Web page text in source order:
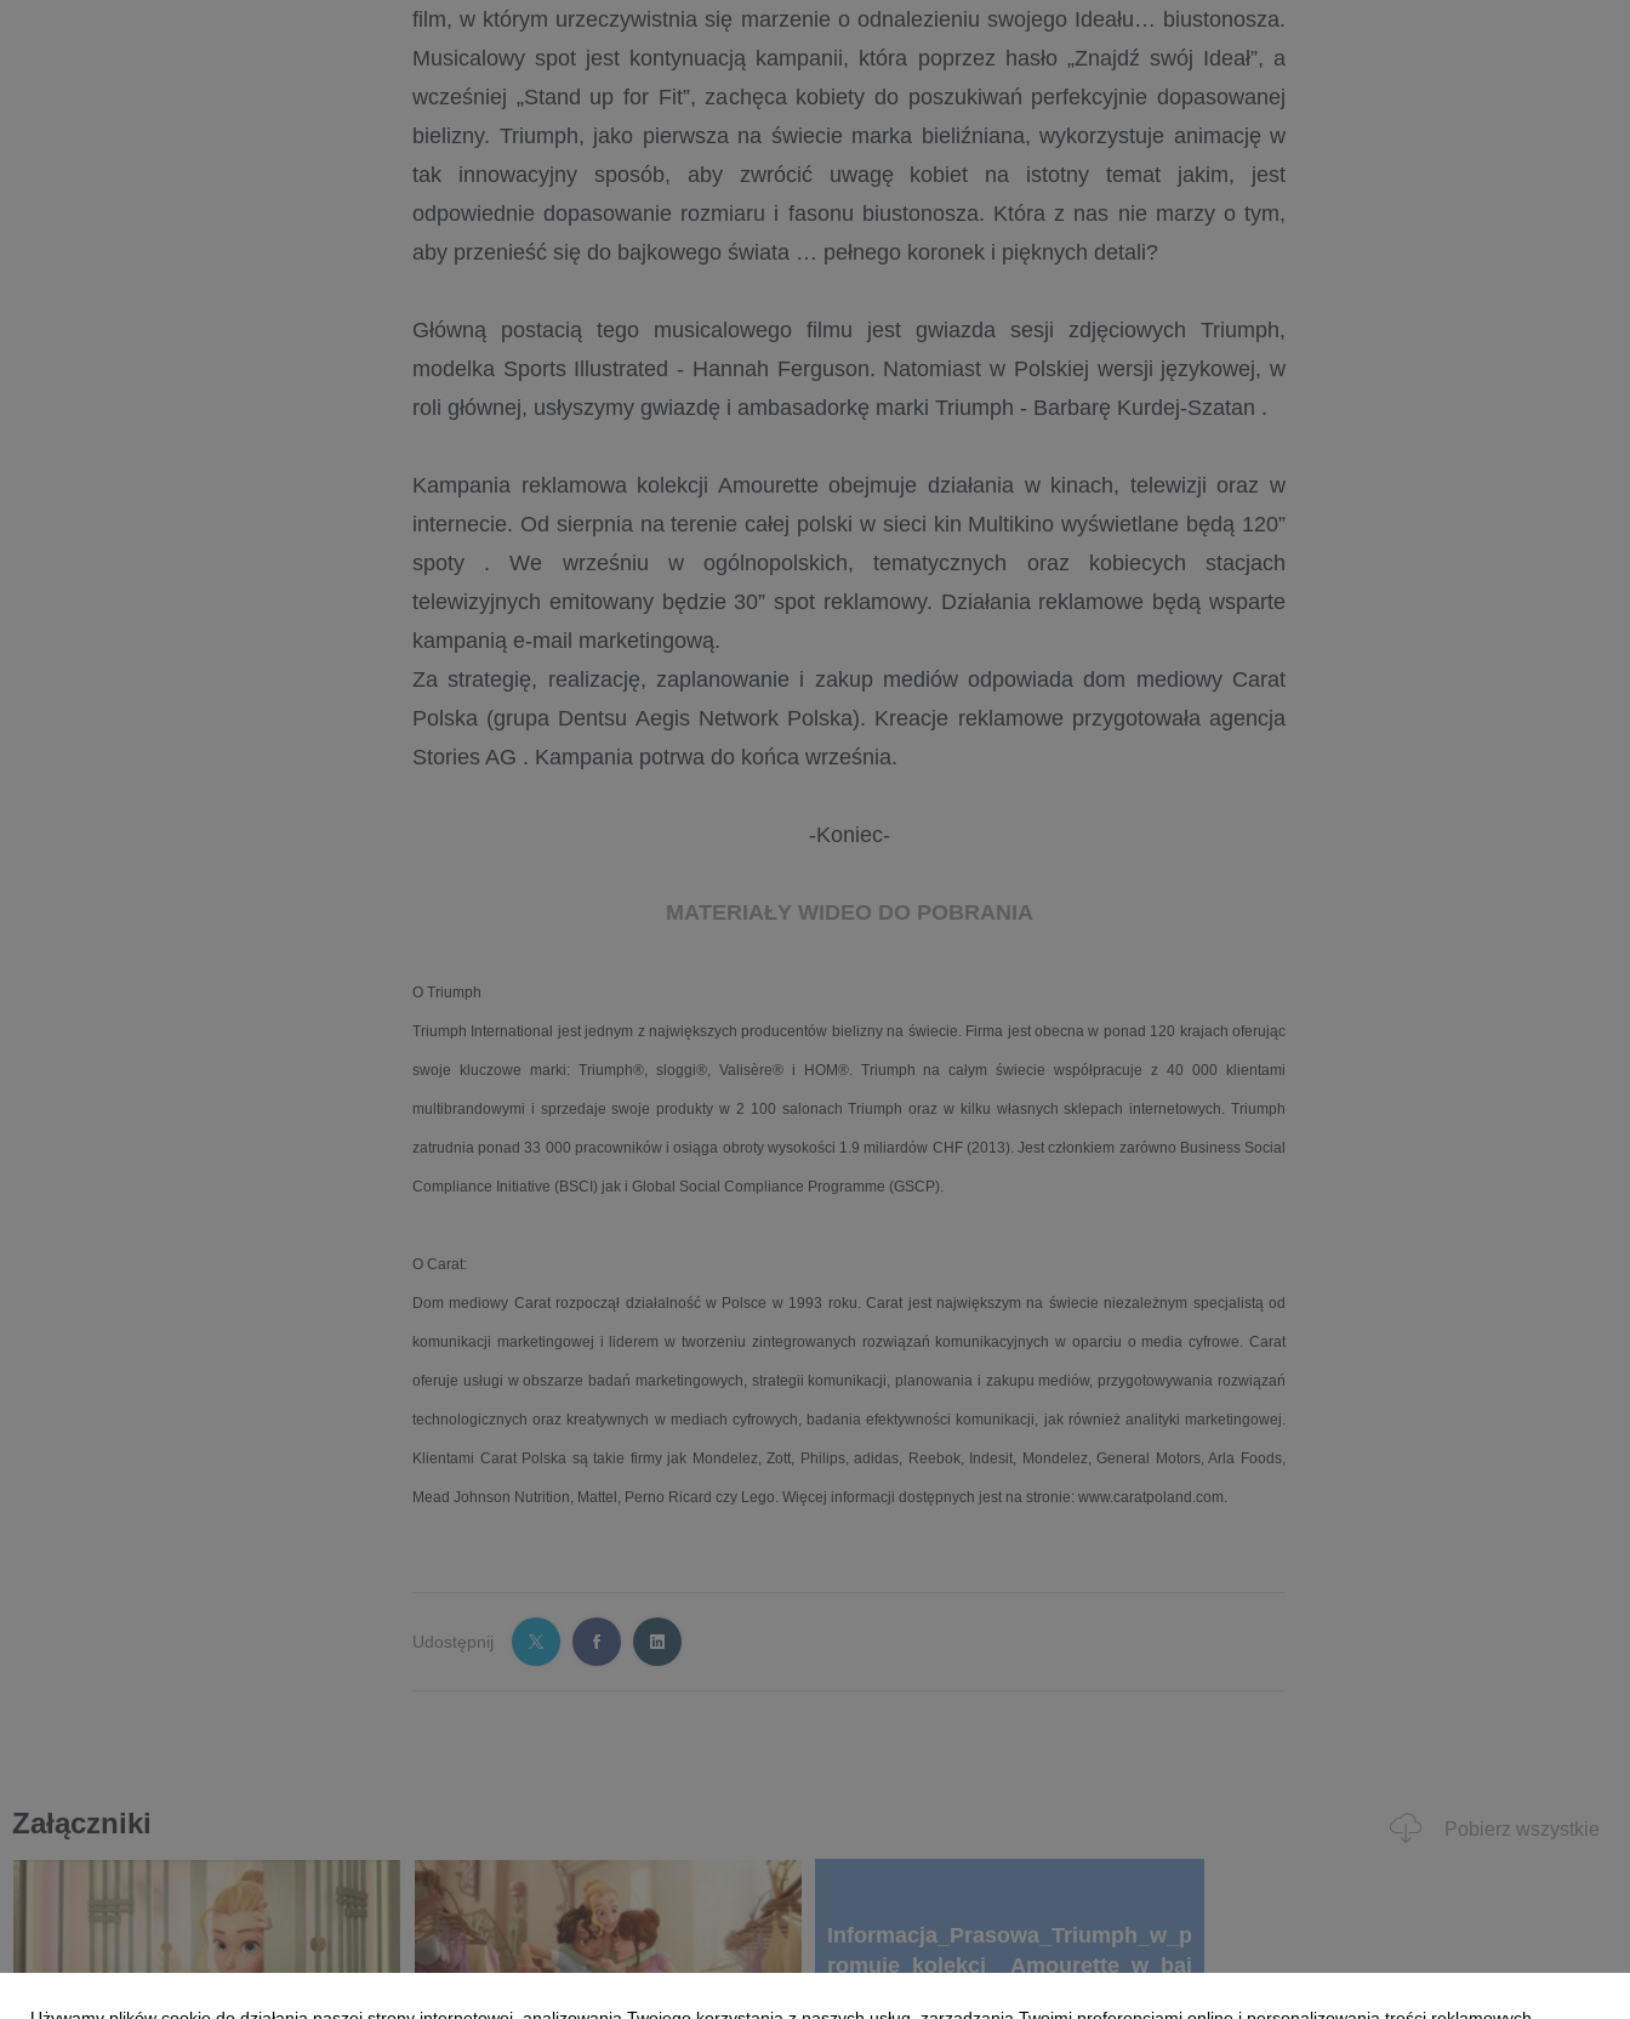
film, w którym urzeczywistnia się marzenie o odnalezieniu swojego Ideału… biustonosza.
Musicalowy spot jest kontynuacją kampanii, która poprzez hasło „Znajdź swój Ideał”, a
wcześniej „Stand up for Fit”, zachęca kobiety do poszukiwań perfekcyjnie dopasowanej
bielizny. Triumph, jako pierwsza na świecie marka bieliźniana, wykorzystuje animację w
tak innowacyjny sposób, aby zwrócić uwagę kobiet na istotny temat jakim, jest
odpowiednie dopasowanie rozmiaru i fasonu biustonosza. Która z nas nie marzy o tym,
aby przenieść się do bajkowego świata … pełnego koronek i pięknych detali?
Główną postacią tego musicalowego filmu jest gwiazda sesji zdjęciowych Triumph,
modelka Sports Illustrated - Hannah Ferguson. Natomiast w Polskiej wersji językowej, w
roli głównej, usłyszymy gwiazdę i ambasadorkę marki Triumph - Barbarę Kurdej-Szatan .
Kampania reklamowa kolekcji Amourette obejmuje działania w kinach, telewizji oraz w
internecie. Od sierpnia na terenie całej polski w sieci kin Multikino wyświetlane będą 120”
spoty . We wrześniu w ogólnopolskich, tematycznych oraz kobiecych stacjach
telewizyjnych emitowany będzie 30” spot reklamowy. Działania reklamowe będą wsparte
kampanią e-mail marketingową.
Za strategię, realizację, zaplanowanie i zakup mediów odpowiada dom mediowy Carat
Polska (grupa Dentsu Aegis Network Polska). Kreacje reklamowe przygotowała agencja
Stories AG . Kampania potrwa do końca września.
-Koniec-
MATERIAŁY WIDEO DO POBRANIA
O Triumph
Triumph International jest jednym z największych producentów bielizny na świecie. Firma jest obecna w ponad 120 krajach oferując
swoje kluczowe marki: Triumph®, sloggi®, Valisère® i HOM®. Triumph na całym świecie współpracuje z 40 000 klientami
multibrandowymi i sprzedaje swoje produkty w 2 100 salonach Triumph oraz w kilku własnych sklepach internetowych. Triumph
zatrudnia ponad 33 000 pracowników i osiąga obroty wysokości 1.9 miliardów CHF (2013). Jest członkiem zarówno Business Social
Compliance Initiative (BSCI) jak i Global Social Compliance Programme (GSCP).
O Carat:
Dom mediowy Carat rozpoczął działalność w Polsce w 1993 roku. Carat jest największym na świecie niezależnym specjalistą od
komunikacji marketingowej i liderem w tworzeniu zintegrowanych rozwiązań komunikacyjnych w oparciu o media cyfrowe. Carat
oferuje usługi w obszarze badań marketingowych, strategii komunikacji, planowania i zakupu mediów, przygotowywania rozwiązań
technologicznych oraz kreatywnych w mediach cyfrowych, badania efektywności komunikacji, jak również analityki marketingowej.
Klientami Carat Polska są takie firmy jak Mondelez, Zott, Philips, adidas, Reebok, Indesit, Mondelez, General Motors, Arla Foods,
Mead Johnson Nutrition, Mattel, Perno Ricard czy Lego. Więcej informacji dostępnych jest na stronie: www.caratpoland.com.
Udostępnij
Załączniki Pobierz wszystkie
Informacja_Prasowa_Triumph_w_p
romuje_kolekcj__Amourette_w_baj